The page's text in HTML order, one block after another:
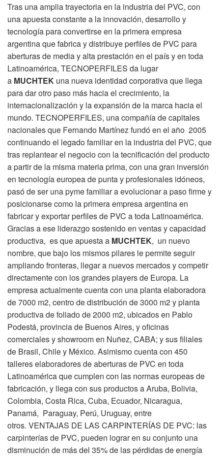
Tras una amplia trayectoria en la industria del PVC, con
una apuesta constante a la innovación, desarrollo y
tecnología para convertirse en la primera empresa
argentina que fabrica y distribuye perfiles de PVC para
aberturas de media y alta prestación en el país y en toda
Latinoamérica, TECNOPERFILES da lugar
a MUCHTEK una nueva identidad corporativa que llega
para dar otro paso más hacia el crecimiento, la
internacionalización y la expansión de la marca hacia el
mundo. TECNOPERFILES, una compañía de capitales
nacionales que Fernando Martínez fundó en el año 2005
continuando el legado familiar en la industria del PVC, que
tras replantear el negocio con la tecnificación del producto
a partir de la misma materia prima, con una gran inversión
en tecnología europea de punta y profesionales idóneos,
pasó de ser una pyme familiar a evolucionar a paso firme y
posicionarse como la primera empresa argentina en
fabricar y exportar perfiles de PVC a toda Latinoamérica.
Gracias a ese liderazgo sostenido en ventas y capacidad
productiva, es que apuesta a MUCHTEK, un nuevo
nombre, que bajo los mismos pilares le permite seguir
ampliando fronteras, llegar a nuevos mercados y competir
directamente con los grandes players de Europa. La
empresa actualmente cuenta con una planta elaboradora
de 7000 m2, centro de distribución de 3000 m2 y planta
productiva de foliado de 2000 m2, ubicados en Pablo
Podestá, provincia de Buenos Aires, y oficinas
comerciales y showroom en Nuñez, CABA; y sus filiales
de Brasil, Chile y México. Asimismo cuenta con 450
talleres elaboradores de aberturas de PVC en toda
Latinoamérica que cumplen con las normas europeas de
fabricación, y llega con sus productos a Aruba, Bolivia,
Colombia, Costa Rica, Cuba, Ecuador, Nicaragua,
Panamá, Paraguay, Perú, Uruguay, entre
otros. VENTAJAS DE LAS CARPINTERÍAS DE PVC: las
carpinterías de PVC, pueden lograr en su conjunto una
disminución de más del 35% de las pérdidas de energía